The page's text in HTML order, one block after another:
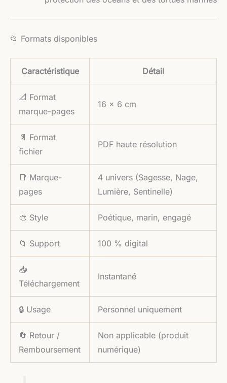
📂 Formats disponibles
Caractéristique Détail
📐 Format
marque-pages
16 × 6 cm
📄 Format
fichier
PDF haute résolution
📑 Marque-
pages
4 univers (Sagesse, Nage,
Lumière, Sentinelle)
🎨 Style Poétique, marin, engagé
📁 Support 100 % digital
📥
Téléchargement
Instantané
🔒 Usage Personnel uniquement
🔄 Retour /
Remboursement
Non applicable (produit
numérique)